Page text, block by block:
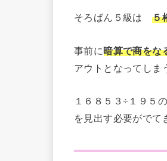
そろばん５級は５
事前に暗算で商をな
アウトとなってしま
１６８５３÷１９５
を見出す必要がでて